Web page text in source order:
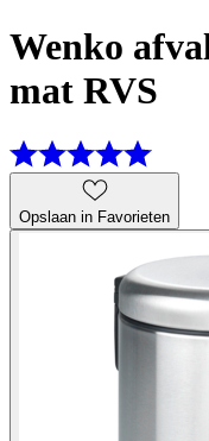
Wenko
mat RVS
Opslaan in Favorieten